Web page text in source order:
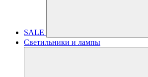
SALE
Светильники и лампы